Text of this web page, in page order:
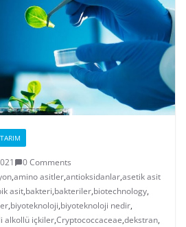
0 Comments
,amino asitler,antioksidanlar,asetik asit
asit,bakteri,bakteriler,biotechnology,
,biyoteknoloji,biyoteknoloji nedir,
alkollü içkiler,Cryptococcaceae,dekstran,